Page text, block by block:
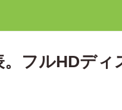
フルHDディ